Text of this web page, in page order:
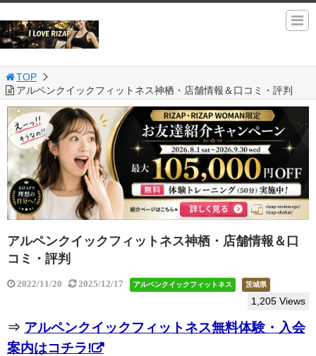
TOP
アルペンクイックフィットネス神栖・店舗情報＆口コミ・評判
アルペンクイックフィットネス神栖・店舗情報＆口
コミ・評判
2022/11/20 2025/12/17 アルペンクイックフィットネス 茨城県
1,205 Views
⇒ アルペンクイックフィットネス無料体験・入会
案内はコチラ!